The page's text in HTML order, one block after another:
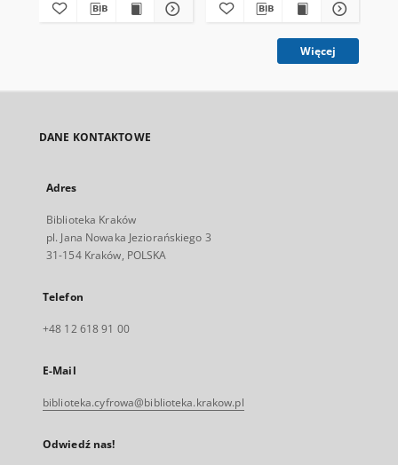
Więcej
DANE KONTAKTOWE
Adres
Biblioteka Kraków
pl. Jana Nowaka Jeziorańskiego 3
31-154 Kraków, POLSKA
Telefon
+48 12 618 91 00
E-Mail
biblioteka.cyfrowa@biblioteka.krakow.pl
Odwiedź nas!